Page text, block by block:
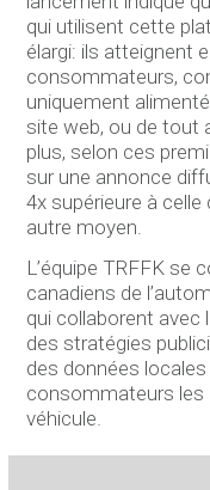
qui utilisent cette
élargi: ils atteignent
consommateurs,
uniquement
site web, ou de tout
plus, selon ces
sur une annonce
4x supérieure à
autre moyen.
L’équipe TRFFK se
canadiens de
qui collaborent
des stratégies
des données
consommateurs les
véhicule.